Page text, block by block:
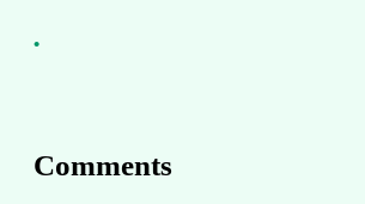
•
Comments